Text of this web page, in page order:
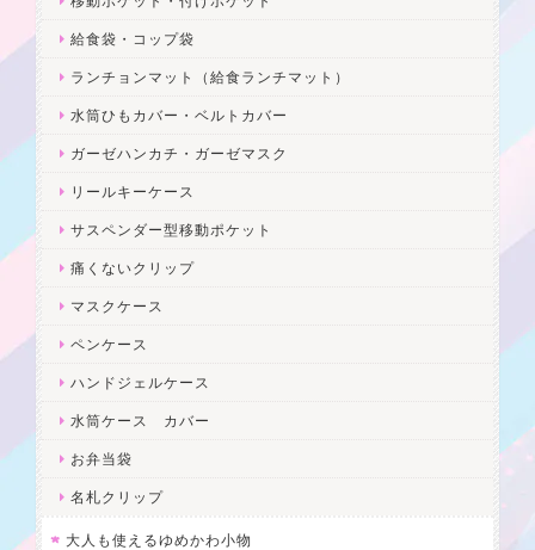
給食袋・コップ袋
ランチョンマット（給食ランチマット）
水筒ひもカバー・ベルトカバー
ガーゼハンカチ・ガーゼマスク
リールキーケース
サスペンダー型移動ポケット
痛くないクリップ
マスクケース
ペンケース
ハンドジェルケース
水筒ケース カバー
お弁当袋
名札クリップ
大人も使えるゆめかわ小物